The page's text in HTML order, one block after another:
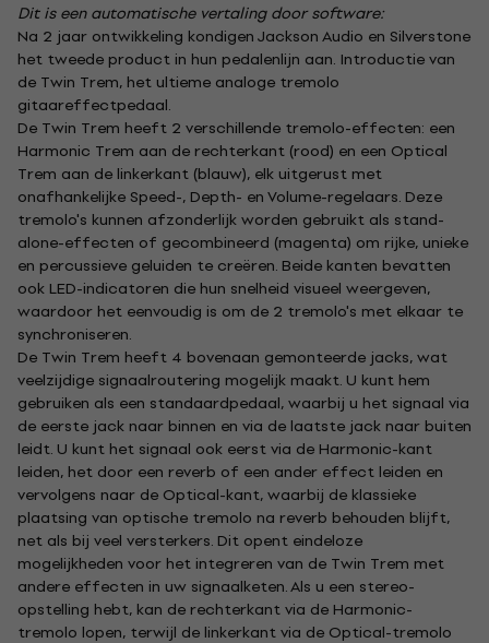
Dit is een automatische vertaling door software:
Na 2 jaar ontwikkeling kondigen Jackson Audio en Silverstone
het tweede product in hun pedalenlijn aan. Introductie van
de Twin Trem, het ultieme analoge tremolo
gitaareffectpedaal.
De Twin Trem heeft 2 verschillende tremolo-effecten: een
Harmonic Trem aan de rechterkant (rood) en een Optical
Trem aan de linkerkant (blauw), elk uitgerust met
onafhankelijke Speed-, Depth- en Volume-regelaars. Deze
tremolo's kunnen afzonderlijk worden gebruikt als stand-
alone-effecten of gecombineerd (magenta) om rijke, unieke
en percussieve geluiden te creëren. Beide kanten bevatten
ook LED-indicatoren die hun snelheid visueel weergeven,
waardoor het eenvoudig is om de 2 tremolo's met elkaar te
synchroniseren.
De Twin Trem heeft 4 bovenaan gemonteerde jacks, wat
veelzijdige signaalroutering mogelijk maakt. U kunt hem
gebruiken als een standaardpedaal, waarbij u het signaal via
de eerste jack naar binnen en via de laatste jack naar buiten
leidt. U kunt het signaal ook eerst via de Harmonic-kant
leiden, het door een reverb of een ander effect leiden en
vervolgens naar de Optical-kant, waarbij de klassieke
plaatsing van optische tremolo na reverb behouden blijft,
net als bij veel versterkers. Dit opent eindeloze
mogelijkheden voor het integreren van de Twin Trem met
andere effecten in uw signaalketen. Als u een stereo-
opstelling hebt, kan de rechterkant via de Harmonic-
tremolo lopen, terwijl de linkerkant via de Optical-tremolo